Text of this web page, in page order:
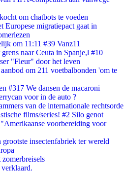
om chatbots te voeden
Europese migratiepact gaat in
om 11:11 #39 Vanz11
naar Ceuta in Spanje,l #10
"Fleur" door het leven
om 211 voetbalbonden 'om te
#317 We dansen de macaroni
voor in de auto ?
van de internationale rechtsorde
films/series! #2 Silo genot
voorbereiding voor
insectenfabriek ter wereld